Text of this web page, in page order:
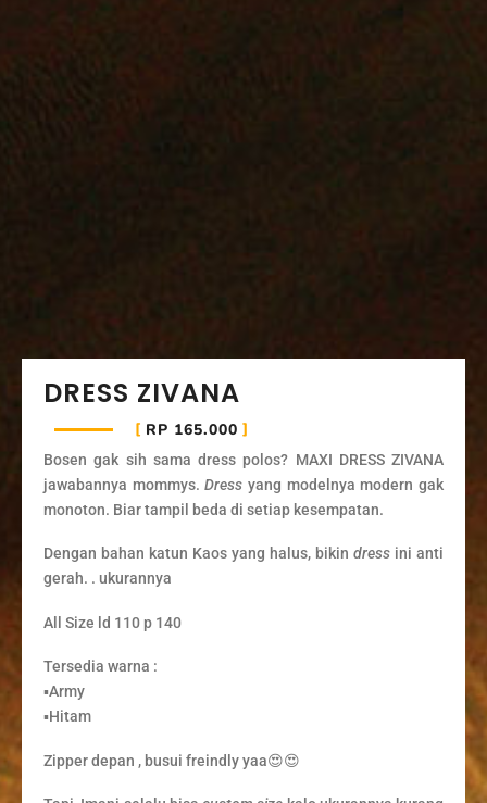
DRESS ZIVANA
RP 165.000
Bosen gak sih sama dress polos? MAXI DRESS ZIVANA
jawabannya mommys.Dress yang modelnya modern gak
monoton. Biar tampil beda di setiap kesempatan.
Dengan bahan katun Kaos yang halus, bikin dress ini anti
gerah. . ukurannya
All Size ld 110 p 140
Tersedia warna :
▪️Army
▪️Hitam
Zipper depan , busui freindly yaa😍😍